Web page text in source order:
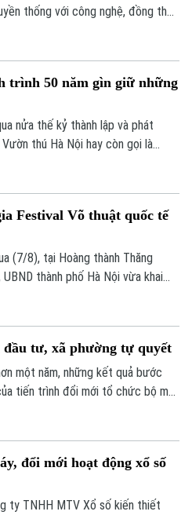
thống với công nghệ, đồng thời
thành phố Hà Nội Nguyễn Xuân Lưu
số kiến thiết Thủ đô tại hội nghị
nhiệm vụ 6 tháng cuối năm
trình 50 năm gìn giữ những
nửa thế kỷ thành lập và phát
thú Hà Nội hay còn gọi là
thế hệ người dân Thủ đô.
Festival Võ thuật quốc tế
(7/8), tại Hoàng thành Thăng
UBND thành phố Hà Nội vừa khai
tư, xã phường tự quyết
một năm, những kết quả bước
tiến trình đổi mới tổ chức bộ máy
mà là bước chuyển căn bản tổ
hình quản trị của thành phố Hà
đổi mới hoạt động xổ số
ty TNHH MTV Xổ số kiến thiết